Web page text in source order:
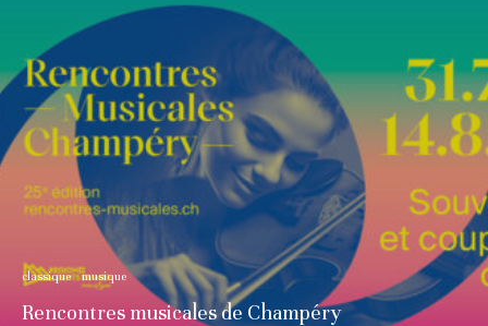
classique musique
Rencontres musicales de Champéry